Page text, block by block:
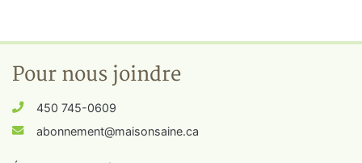
Pour nous joindre
450 745-0609
abonnement@maisonsaine.ca